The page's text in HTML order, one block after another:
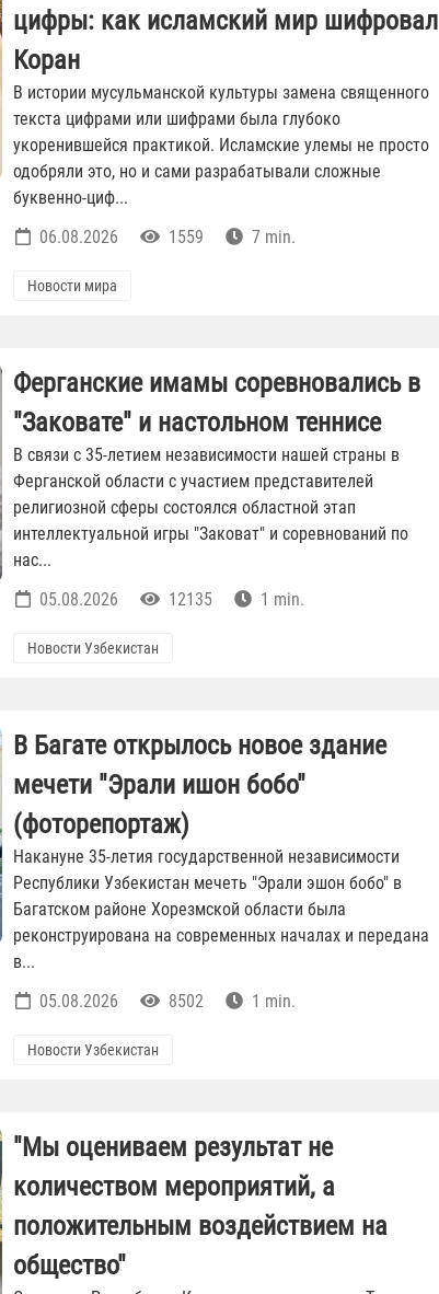
цифры: как исламский мир шифровал
Коран
В истории мусульманской культуры замена священного
текста цифрами или шифрами была глубоко
укоренившейся практикой. Исламские улемы не просто
одобряли это, но и сами разрабатывали сложные
буквенно-циф...
06.08.2026
1559 7 min.
Новости мира
Ферганские имамы соревновались в
"Заковате" и настольном теннисе
В связи с 35-летием независимости нашей страны в
Ферганской области с участием представителей
религиозной сферы состоялся областной этап
интеллектуальной игры "Заковат" и соревнований по
нас...
05.08.2026
12135 1 min.
Новости Узбекистан
В Багате открылось новое здание
мечети "Эрали ишон бобо"
(фоторепортаж)
Накануне 35-летия государственной независимости
Республики Узбекистан мечеть "Эрали эшон бобо" в
Багатском районе Хорезмской области была
реконструирована на современных началах и передана
в...
05.08.2026
8502 1 min.
Новости Узбекистан
"Мы оцениваем результат не
количеством мероприятий, а
положительным воздействием на
общество"